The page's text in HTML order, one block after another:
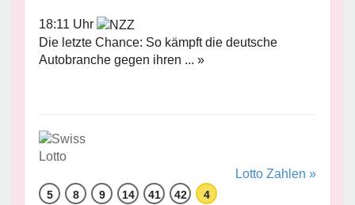
18:11 Uhr
Die letzte Chance: So kämpft die deutsche
Autobranche gegen ihren ... »
Lotto Zahlen »
5 8 9 14 41 42 4